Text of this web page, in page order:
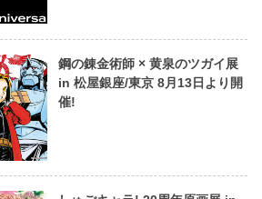
鋼の錬金術師 × 黄泉のツガイ展
in 松屋銀座/東京 8月13日より開
催!